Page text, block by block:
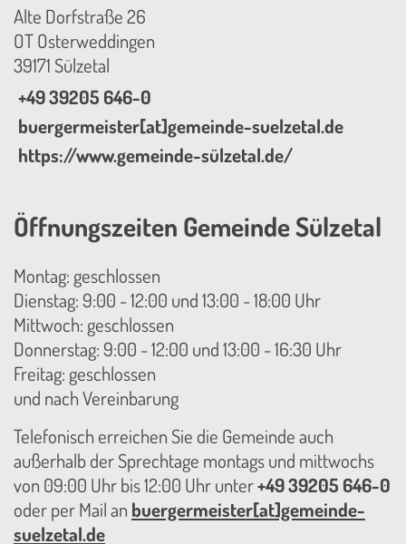
Alte Dorfstraße 26
OT Osterweddingen
39171 Sülzetal
+49 39205 646-0
buergermeister[at]gemeinde-suelzetal.de
https://www.gemeinde-sülzetal.de/
Öffnungszeiten Gemeinde Sülzetal
Montag: geschlossen
Dienstag: 9:00 - 12:00 und 13:00 - 18:00 Uhr
Mittwoch: geschlossen
Donnerstag: 9:00 - 12:00 und 13:00 - 16:30 Uhr
Freitag: geschlossen
und nach Vereinbarung
Telefonisch erreichen Sie die Gemeinde auch
außerhalb der Sprechtage montags und mittwochs
von 09:00 Uhr bis 12:00 Uhr unter+49 39205 646-0
oder per Mail an buergermeister[at]gemeinde-
suelzetal.de